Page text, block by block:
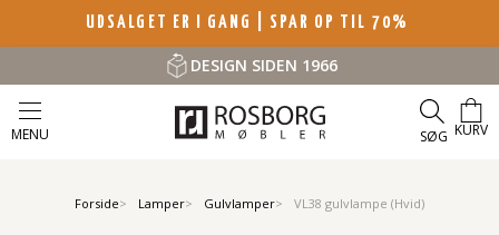
UDSALGET ER I GANG | SPAR OP TIL 70%
DESIGN SIDEN 1966
MENU SØG KURV
Forside Lamper Gulvlamper VL38 gulvlampe (Hvid)